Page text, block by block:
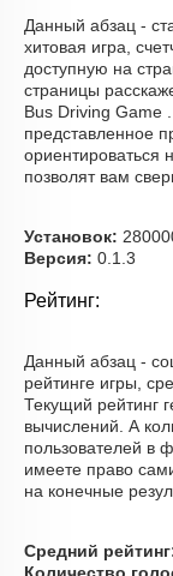
Данный абзац -
хитовая игра,
доступную на
страницы
Bus Driving Game
представленное
ориентироваться
позволят вам
Установок:
Версия: 0.1.3
Рейтинг:
Данный абзац -
рейтинге игры,
Текущий рейтинг
вычислений. А
пользователей в
имеете право
на конечные
Средний